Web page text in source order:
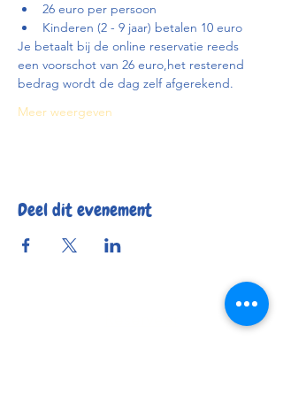
26 euro per persoon
Kinderen (2 - 9 jaar) betalen 10 euro
Je betaalt bij de online reservatie reeds
een voorschot van 26 euro,het resterend
bedrag wordt de dag zelf afgerekend.
Meer weergeven
Deel dit evenement